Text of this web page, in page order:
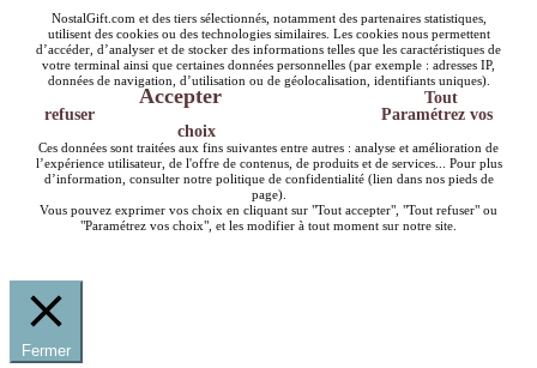
NostalGift.com et des tiers sélectionnés, notamment des partenaires statistiques,
utilisent des cookies ou des technologies similaires. Les cookies nous permettent
d’accéder, d’analyser et de stocker des informations telles que les caractéristiques de
votre terminal ainsi que certaines données personnelles (par exemple : adresses IP,
données de navigation, d’utilisation ou de géolocalisation, identifiants uniques).
Accepter
Tout
refuser
Paramétrez vos
choix
Ces données sont traitées aux fins suivantes entre autres : analyse et amélioration de
l’expérience utilisateur, de l'offre de contenus, de produits et de services... Pour plus
d’information, consulter notre politique de confidentialité (lien dans nos pieds de
page).
Vous pouvez exprimer vos choix en cliquant sur "Tout accepter", "Tout refuser" ou
"Paramétrez vos choix", et les modifier à tout moment sur notre site.
Fermer